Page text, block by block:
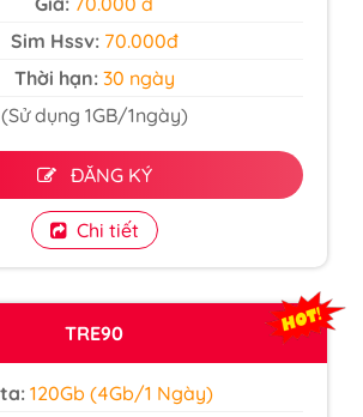
Sim Hssv:70.000đ
Thời hạn:30 ngày
(Sử dụng 1GB/1ngày)
ĐĂNG KÝ
Chi tiết
TRE90
120Gb (4Gb/1 Ngày)